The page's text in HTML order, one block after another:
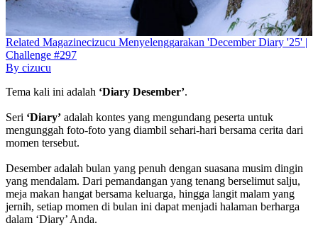
Related Magazinecizucu Menyelenggarakan 'December Diary '25' |
Challenge #297
By cizucu
Tema kali ini adalah ‘Diary Desember’.
Seri ‘Diary’ adalah kontes yang mengundang peserta untuk
mengunggah foto-foto yang diambil sehari-hari bersama cerita dari
momen tersebut.
Desember adalah bulan yang penuh dengan suasana musim dingin
yang mendalam. Dari pemandangan yang tenang berselimut salju,
meja makan hangat bersama keluarga, hingga langit malam yang
jernih, setiap momen di bulan ini dapat menjadi halaman berharga
dalam ‘Diary’ Anda.